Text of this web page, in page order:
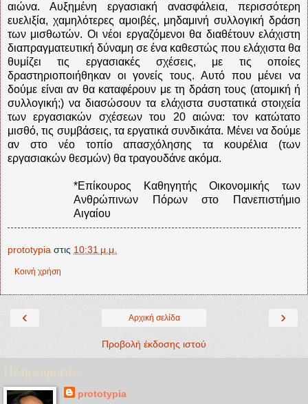
αιώνα. Αυξημένη εργασιακή ανασφάλεια, περισσότερη
ευελιξία, χαμηλότερες αμοιβές, μηδαμινή συλλογική δράση
των μισθωτών. Οι νέοι εργαζόμενοι θα διαθέτουν ελάχιστη
διαπραγματευτική δύναμη σε ένα καθεστώς που ελάχιστα θα
θυμίζει τις εργασιακές σχέσεις, με τις οποίες
δραστηριοποιήθηκαν οι γονείς τους. Αυτό που μένει να
δούμε είναι αν θα καταφέρουν με τη δράση τους (ατομική ή
συλλογική;) να διασώσουν τα ελάχιστα συστατικά στοιχεία
των εργασιακών σχέσεων του 20 αιώνα: τον κατώτατο
μισθό, τις συμβάσεις, τα εργατικά συνδικάτα. Μένει να δούμε
αν στο νέο τοπίο απασχόλησης τα κουρέλια (των
εργασιακών θεσμών) θα τραγουδάνε ακόμα.
*Επίκουρος Καθηγητής Οικονομικής των
Ανθρώπινων Πόρων στο Πανεπιστήμιο
Αιγαίου
prototypia στις 10:31 μ.μ.
Κοινή χρήση
‹ ›
Αρχική σελίδα
Προβολή έκδοσης ιστού
Πληροφορίες
prototypia